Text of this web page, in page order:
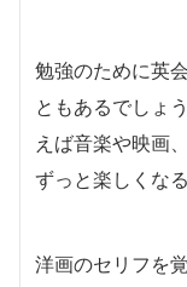
勉強のために英
ともあるでしょ
えば音楽や映画
ずっと楽しくな
洋画のセリフを